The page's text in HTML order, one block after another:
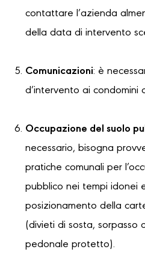
contattare l’azienda
della data di intervento
Comunicazioni: è
d’intervento ai condomini
Occupazione del suolo
necessario, bisogna
pratiche comunali per
pubblico nei tempi idonei
posizionamento della
(divieti di sosta, sorpasso
pedonale protetto).